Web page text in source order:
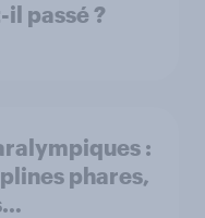
il passé ?
:
phares,